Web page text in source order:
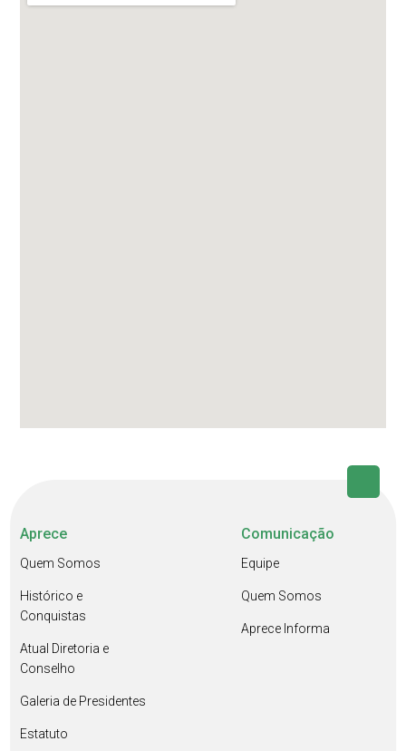
Aprece
Quem Somos
Histórico e
Conquistas
Atual Diretoria e
Conselho
Galeria de Presidentes
Estatuto
Comunicação
Equipe
Quem Somos
Aprece Informa